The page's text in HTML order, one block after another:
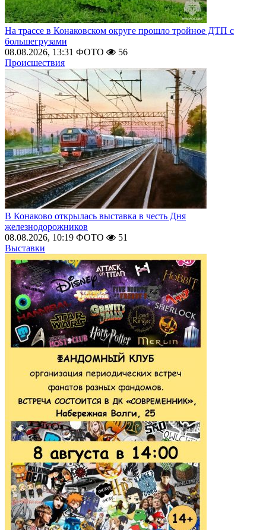
На трассе в Конаковском округе прошло тройное ДТП с
большегрузами
08.08.2026, 13:31 ФОТО
56
Происшествия
В Конаково открылась выставка в честь Дня
железнодорожников
08.08.2026, 10:19 ФОТО
51
Выставки